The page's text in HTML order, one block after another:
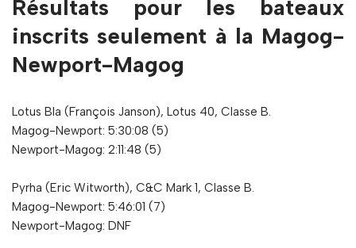
Résultats pour les bateaux
inscrits seulement à la Magog-
Newport-Magog
Lotus Bla (François Janson), Lotus 40, Classe B.
Magog-Newport: 5:30:08 (5)
Newport-Magog: 2:11:48 (5)
Pyrha (Eric Witworth), C&C Mark 1, Classe B.
Magog-Newport: 5:46:01 (7)
Newport-Magog: DNF